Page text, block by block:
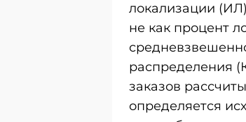
локализации
не как процент
распределения
заказов
определяется